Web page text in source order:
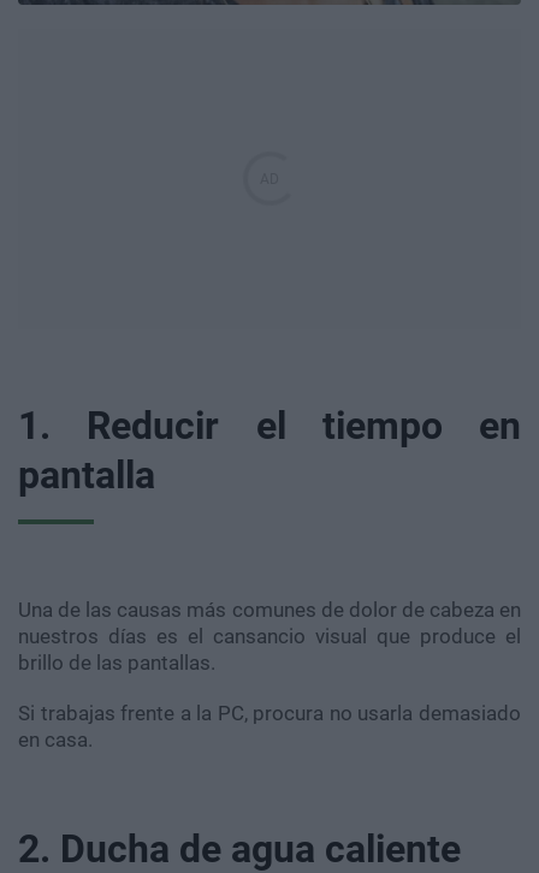
1. Reducir el tiempo en
pantalla
Una de las causas más comunes de dolor de cabeza en
nuestros días es el cansancio visual que produce el
brillo de las pantallas.
Si trabajas frente a la PC, procura no usarla demasiado
en casa.
2. Ducha de agua caliente